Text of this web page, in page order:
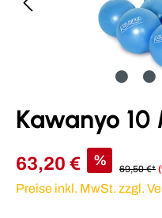
Kawanyo
63,20 € %
69,50 €*
Preise inkl. MwSt. zzgl.